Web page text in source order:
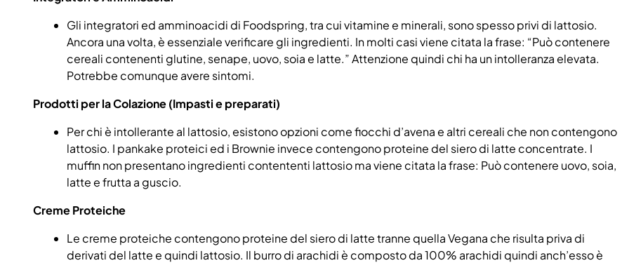
Gli integratori ed amminoacidi di Foodspring, tra cui vitamine e minerali, sono spesso privi di lattosio.
Ancora una volta, è essenziale verificare gli ingredienti. In molti casi viene citata la frase: “Può contenere
cereali contenenti glutine, senape, uovo, soia e latte.” Attenzione quindi chi ha un intolleranza elevata.
Potrebbe comunque avere sintomi.
Prodotti per la Colazione (Impasti e preparati)
Per chi è intollerante al lattosio, esistono opzioni come fiocchi d’avena e altri cereali che non contengono
lattosio. I pankake proteici ed i Brownie invece contengono proteine del siero di latte concentrate. I
muffin non presentano ingredienti contententi lattosio ma viene citata la frase: Può contenere uovo, soia,
latte e frutta a guscio.
Creme Proteiche
Le creme proteiche contengono proteine del siero di latte tranne quella Vegana che risulta priva di
derivati del latte e quindi lattosio. Il burro di arachidi è composto da 100% arachidi quindi anch’esso è